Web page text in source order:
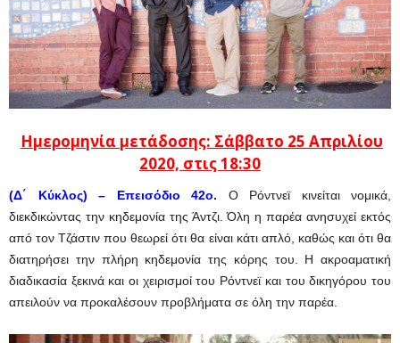
Ημερομηνία μετάδοσης: Σάββατο 25 Απριλίου
2020, στις 18:30
(Δ΄ Κύκλος) – Επεισόδιο 42ο.
Ο Ρόντνεϊ κινείται νομικά,
διεκδικώντας την κηδεμονία της Άντζι. Όλη η παρέα ανησυχεί εκτός
από τον Τζάστιν που θεωρεί ότι θα είναι κάτι απλό, καθώς και ότι θα
διατηρήσει την πλήρη κηδεμονία της κόρης του. Η ακροαματική
διαδικασία ξεκινά και οι χειρισμοί του Ρόντνεϊ και του δικηγόρου του
απειλούν να προκαλέσουν προβλήματα σε όλη την παρέα.